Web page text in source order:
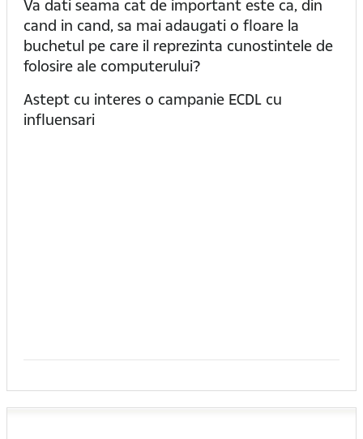
Va dati seama cat de important este ca, din
cand in cand, sa mai adaugati o floare la
buchetul pe care il reprezinta cunostintele de
folosire ale computerului?
Astept cu interes o campanie ECDL cu
influensari